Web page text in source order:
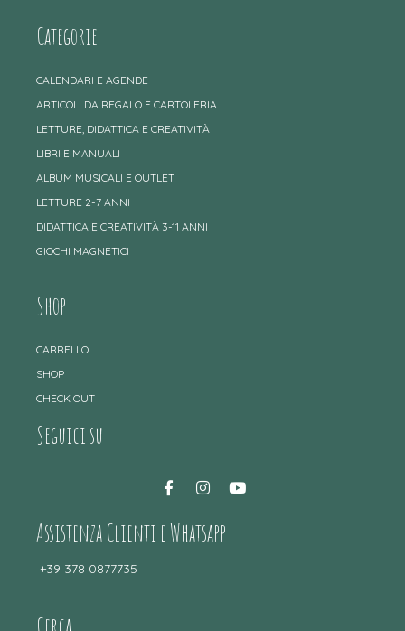
Categorie
CALENDARI E AGENDE
ARTICOLI DA REGALO E CARTOLERIA
LETTURE, DIDATTICA E CREATIVITÀ
LIBRI E MANUALI
ALBUM MUSICALI E OUTLET
LETTURE 2-7 ANNI
DIDATTICA E CREATIVITÀ 3-11 ANNI
GIOCHI MAGNETICI
Shop
CARRELLO
SHOP
CHECK OUT
Seguici su
Assistenza Clienti e Whatsapp
+39 378 0877735